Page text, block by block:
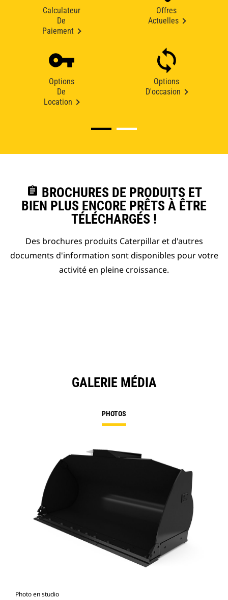
Calculateur
De
Paiement
Offres
Actuelles
Options
De
Location
Options
D'occasion
assignment BROCHURES DE PRODUITS ET
BIEN PLUS ENCORE PRÊTS À ÊTRE
TÉLÉCHARGÉS !
Des brochures produits Caterpillar et d'autres
documents d'information sont disponibles pour votre
activité en pleine croissance.
GALERIE MÉDIA
PHOTOS
Photo en studio